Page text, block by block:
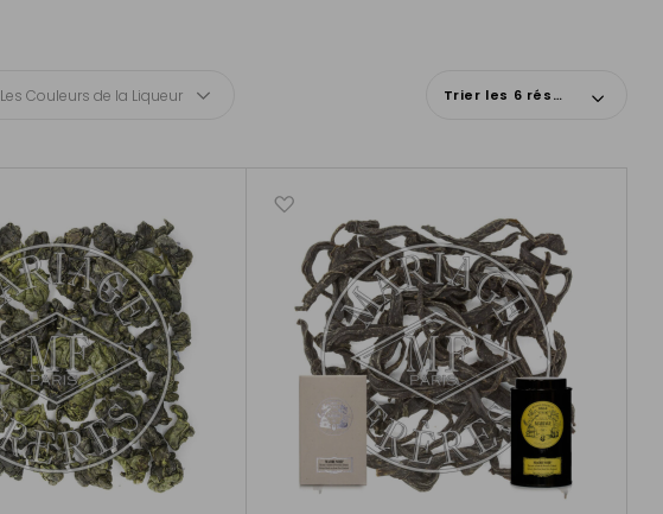
Les Couleurs de la Liqueur Trier les 6 résultats